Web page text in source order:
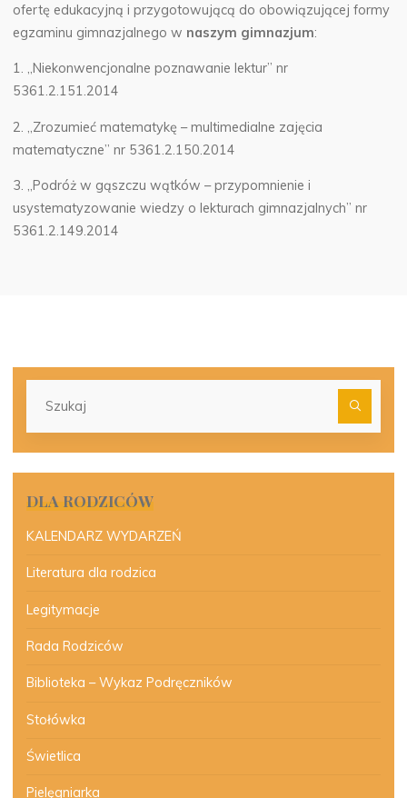
ofertę edukacyjną i przygotowującą do obowiązującej formy
egzaminu gimnazjalnego w naszym gimnazjum:
1. „Niekonwencjonalne poznawanie lektur” nr
5361.2.151.2014
2. „Zrozumieć matematykę – multimedialne zajęcia
matematyczne” nr 5361.2.150.2014
3. „Podróż w gąszczu wątków – przypomnienie i
usystematyzowanie wiedzy o lekturach gimnazjalnych” nr
5361.2.149.2014
DLA RODZICÓW
KALENDARZ WYDARZEŃ
Literatura dla rodzica
Legitymacje
Rada Rodziców
Biblioteka – Wykaz Podręczników
Stołówka
Świetlica
Pielęgniarka